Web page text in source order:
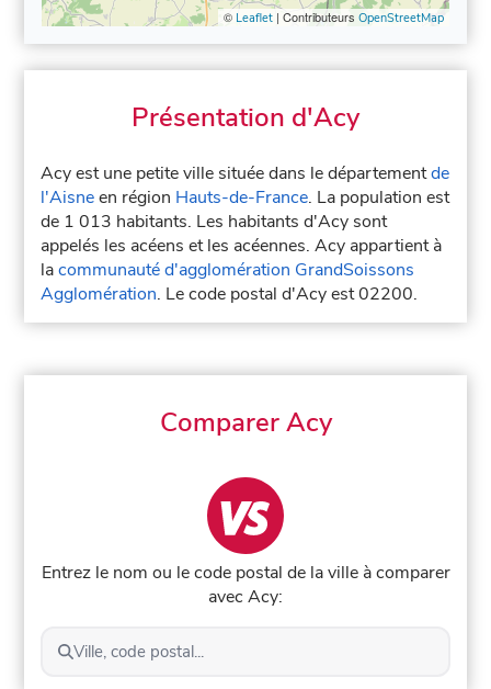
© Leaflet| Contributeurs OpenStreetMap
Présentation d'Acy
Acy est une petite ville située dans le départementde
l'Aisneen région Hauts-de-France. La population est
de 1 013 habitants. Les habitants d'Acy sont
appelés les acéens et les acéennes. Acy appartient à
lacommunauté d'agglomération GrandSoissons
Agglomération. Le code postal d'Acy est 02200.
Comparer Acy
Entrez le nom ou le code postal de la ville à comparer
avec Acy:
Ville, code postal...